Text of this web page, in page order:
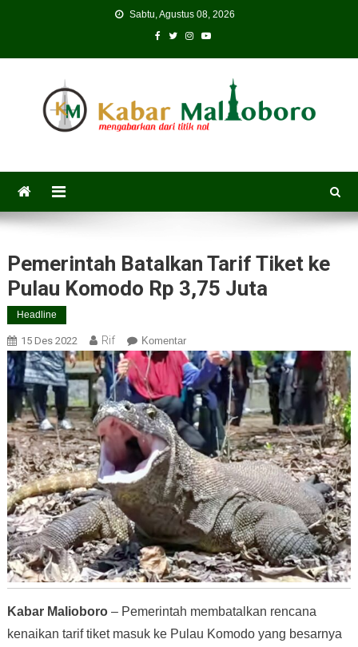
Sabtu, Agustus 08, 2026
Pemerintah Batalkan Tarif Tiket ke
Pulau Komodo Rp 3,75 Juta
Headline
15 Des 2022 Rif Komentar
Kabar Malioboro– Pemerintah membatalkan rencana
kenaikan tarif tiket masuk ke Pulau Komodo yang besarnya